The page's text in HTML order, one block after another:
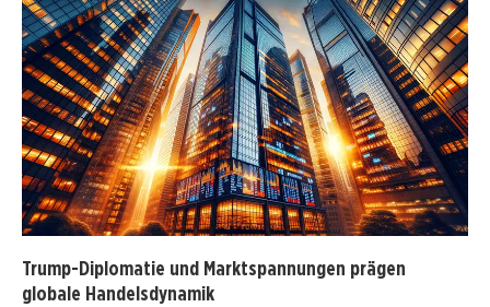
Trump-Diplomatie und Marktspannungen prägen
globale Handelsdynamik